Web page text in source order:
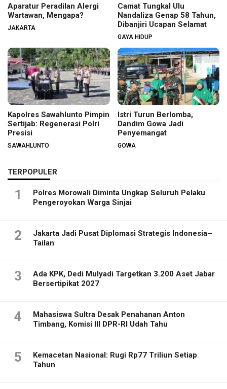
Aparatur Peradilan Alergi
Wartawan, Mengapa?
JAKARTA
Camat Tungkal Ulu
Nandaliza Genap 58 Tahun,
Dibanjiri Ucapan Selamat
GAYA HIDUP
Kapolres Sawahlunto Pimpin
Sertijab: Regenerasi Polri
Presisi
SAWAHLUNTO
Istri Turun Berlomba,
Dandim Gowa Jadi
Penyemangat
GOWA
TERPOPULER
1
Polres Morowali Diminta Ungkap Seluruh Pelaku
Pengeroyokan Warga Sinjai
2
Jakarta Jadi Pusat Diplomasi Strategis Indonesia–
Tailan
3
Ada KPK, Dedi Mulyadi Targetkan 3.200 Aset Jabar
Bersertipikat 2027
4
Mahasiswa Sultra Desak Penahanan Anton
Timbang, Komisi III DPR-RI Udah Tahu
5
Kemacetan Nasional: Rugi Rp77 Triliun Setiap
Tahun